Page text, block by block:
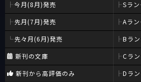
今月(8月)発売
先月(7月)発売
先々月(6月)発売
新刊の文庫
新刊から高評価のみ
Sラン
Aラン
Bラ
Cラ
Dラ